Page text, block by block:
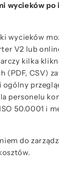
wycieków po
wycieków
V2 lub
kilka
(PDF, CSV)
personelu
50.0001 i
do